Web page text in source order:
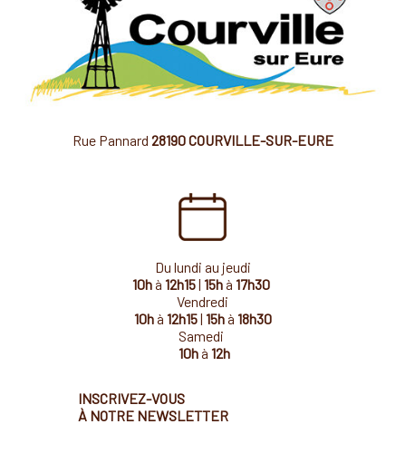
Rue Pannard 28190 COURVILLE-SUR-EURE
Du lundi au jeudi
10hà 12h15| 15hà 17h30
Vendredi
10hà 12h15| 15hà 18h30
Samedi
10hà 12h
INSCRIVEZ-VOUS
À NOTRE NEWSLETTER